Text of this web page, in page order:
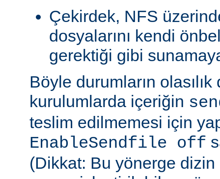
Çekirdek, NFS
dosyalarını kendi
gerektiği gibi
Böyle durumların
kurulumlarda içeriğin
teslim edilmemesi için
EnableSendfile off
(Dikkat: Bu yönerge